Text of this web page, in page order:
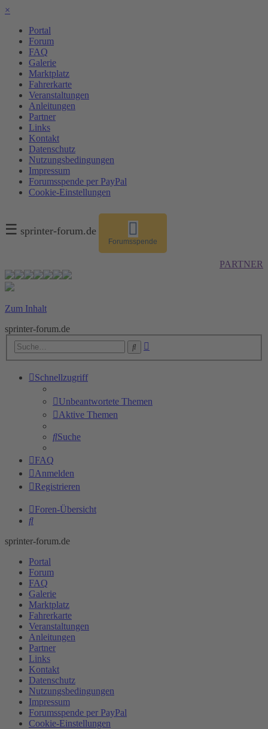
×
Portal
Forum
FAQ
Galerie
Marktplatz
Fahrerkarte
Veranstaltungen
Anleitungen
Partner
Links
Kontakt
Datenschutz
Nutzungsbedingungen
Impressum
Forumsspende per PayPal
Cookie-Einstellungen
☰ sprinter-forum.de
Forumsspende
PARTNER
Zum Inhalt
sprinter-forum.de
Suche
Schnellzugriff
Unbeantwortete Themen
Aktive Themen
Suche
FAQ
Anmelden
Registrieren
Foren-Übersicht
Suche
sprinter-forum.de
Portal
Forum
FAQ
Galerie
Marktplatz
Fahrerkarte
Veranstaltungen
Anleitungen
Partner
Links
Kontakt
Datenschutz
Nutzungsbedingungen
Impressum
Forumsspende per PayPal
Cookie-Einstellungen